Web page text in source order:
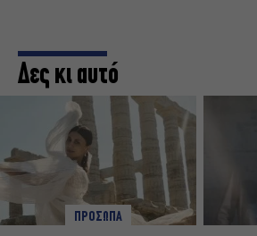
Δες κι αυτό
ΠΡΟΣΩΠΑ